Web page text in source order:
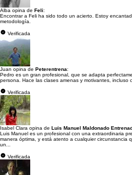
Alba opina de Feli:
Encontrar a Feli ha sido todo un acierto. Estoy
metodología.
Verificada
Juan opina de Peterentrena:
Pedro es un gran profesional, que se adapta
persona. Hace las clases amenas y motivantes, incluso
Verificada
Isabel Clara opina de Luis Manuel Maldonado
Luis Manuel es un profesional con una extraordinaria
manera óptima, y está atento a cualquier circunstancia
un...
Verificada